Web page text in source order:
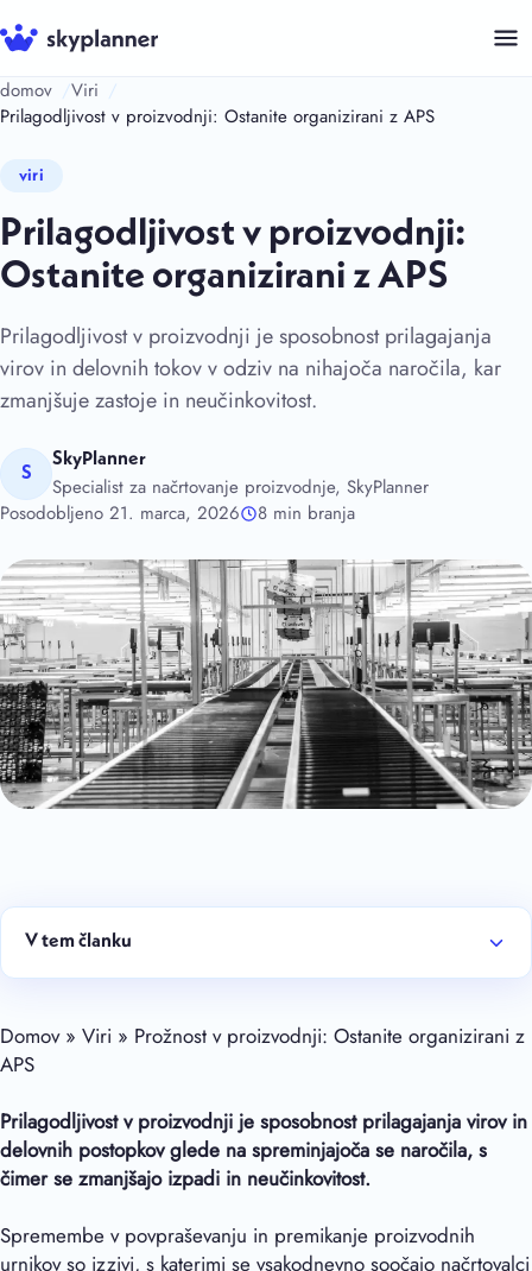
Skip
to
content
domov
Viri
Prilagodljivost v proizvodnji: Ostanite organizirani z APS
viri
Prilagodljivost v proizvodnji:
Ostanite organizirani z APS
Prilagodljivost v proizvodnji je sposobnost prilagajanja
virov in delovnih tokov v odziv na nihajoča naročila, kar
zmanjšuje zastoje in neučinkovitost.
S
SkyPlanner
Specialist za načrtovanje proizvodnje, SkyPlanner
Posodobljeno 21. marca, 2026
8 min branja
V tem članku
Domov » Viri » Prožnost v proizvodnji: Ostanite organizirani z
APS
Prilagodljivost v proizvodnji je sposobnost prilagajanja virov in
delovnih postopkov glede na spreminjajoča se naročila, s
čimer se zmanjšajo izpadi in neučinkovitost.
Spremembe v povpraševanju in premikanje proizvodnih
urnikov so izzivi, s katerimi se vsakodnevno soočajo načrtovalci